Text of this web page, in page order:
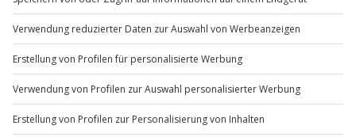
b2b@jochen-schweizer.de
www.b2b.jochen-schweizer.de/
Artikelnummer: 61214